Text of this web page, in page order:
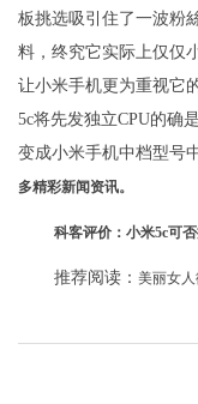
板挑选吸引住了一波粉
料，终究它实际上仅仅
让小米手机更为重视它
5c将先发独立CPU的确
变成小米手机中档型号
多精彩新闻资讯。
科客评价：小米5c可
推荐阅读： 美丽女